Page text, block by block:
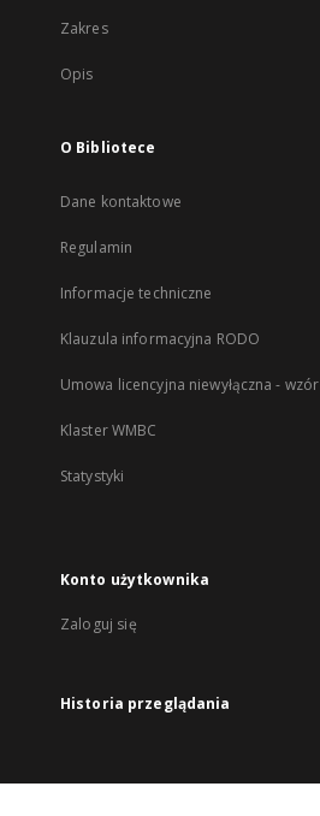
Zakres
Opis
O Bibliotece
Dane kontaktowe
Regulamin
Informacje techniczne
Klauzula informacyjna RODO
Umowa licencyjna niewyłączna - wzór
Klaster WMBC
Statystyki
Konto użytkownika
Zaloguj się
Historia przeglądania